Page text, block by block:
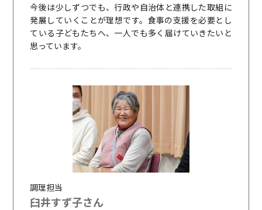
今後は少しずつでも、行政や自治体と連携した取組に
発展していくことが理想です。食事の支援を必要とし
ている子どもたちへ、一人でも多く届けていきたいと
思っています。
調理担当
臼井すず子さん